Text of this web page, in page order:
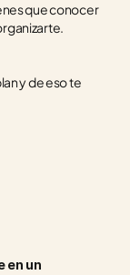
que conocer
y de eso te
en un